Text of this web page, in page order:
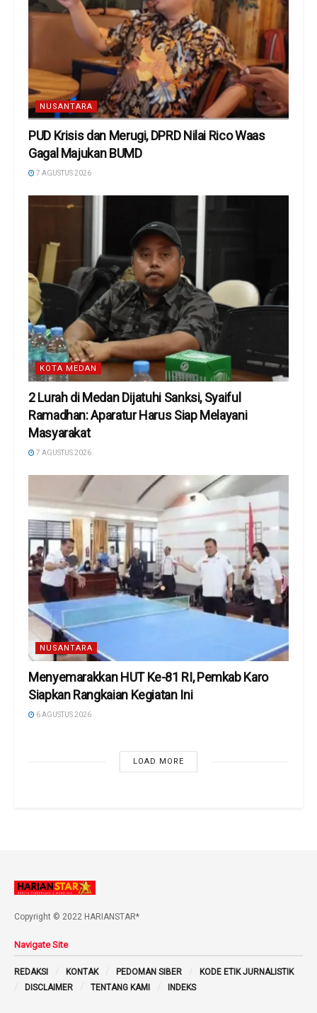
NUSANTARA
PUD Krisis dan Merugi, DPRD Nilai Rico Waas
Gagal Majukan BUMD
7 AGUSTUS 2026
KOTA MEDAN
2 Lurah di Medan Dijatuhi Sanksi, Syaiful
Ramadhan: Aparatur Harus Siap Melayani
Masyarakat
7 AGUSTUS 2026
NUSANTARA
Menyemarakkan HUT Ke-81 RI, Pemkab Karo
Siapkan Rangkaian Kegiatan Ini
6 AGUSTUS 2026
LOAD MORE
Copyright © 2022 HARIANSTAR*
Navigate Site
REDAKSI KONTAK PEDOMAN SIBER
KODE ETIK JURNALISTIK
DISCLAIMER
TENTANG KAMI INDEKS